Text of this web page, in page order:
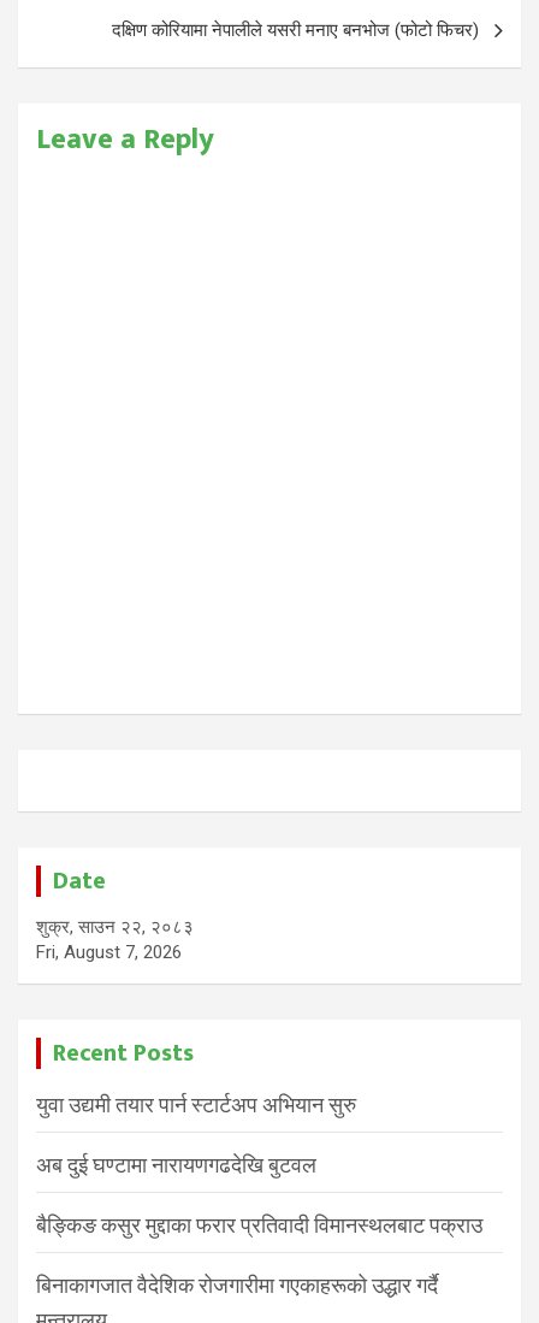
दक्षिण कोरियामा नेपालीले यसरी मनाए बनभोज (फोटो फिचर)
Leave a Reply
Date
शुक्र, साउन २२, २०८३
Fri, August 7, 2026
Recent Posts
युवा उद्यमी तयार पार्न स्टार्टअप अभियान सुरु
अब दुई घण्टामा नारायणगढदेखि बुटवल
बैङ्किङ कसुर मुद्दाका फरार प्रतिवादी विमानस्थलबाट पक्राउ
बिनाकागजात वैदेशिक रोजगारीमा गएकाहरूको उद्धार गर्दै